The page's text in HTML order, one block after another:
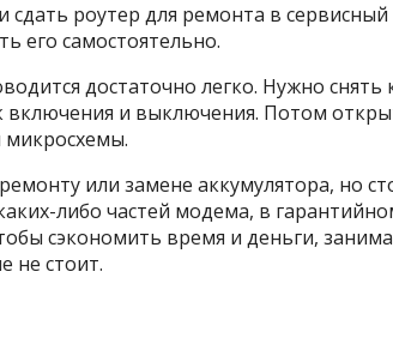
сдать роутер для ремонта в
его самостоятельно.
достаточно легко. Нужно
включения и выключения. Потом
микросхемы.
или замене аккумулятора, но
либо частей модема, в
сэкономить время и деньги,
не стоит.